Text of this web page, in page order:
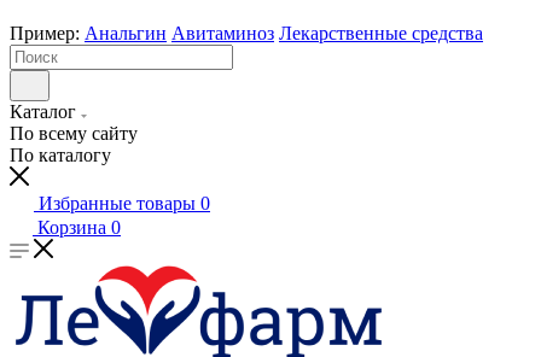
Пример: Анальгин Авитаминоз Лекарственные средства
Каталог
По всему сайту
По каталогу
Избранные товары 0
Корзина 0